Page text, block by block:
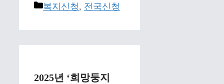
Categories
복지신청, 전국신청
2025년 ‘희망둥지